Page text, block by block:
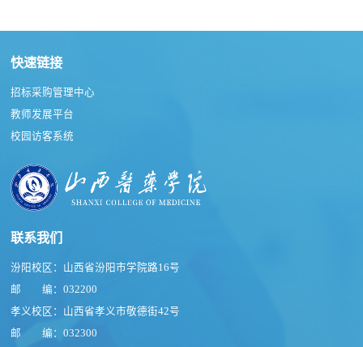
快速链接
招标采购管理中心
教师发展平台
校园访客系统
联系我们
汾阳校区：山西省汾阳市学院路16号
邮 编：032200
孝义校区：山西省孝义市敬德街42号
邮 编：032300